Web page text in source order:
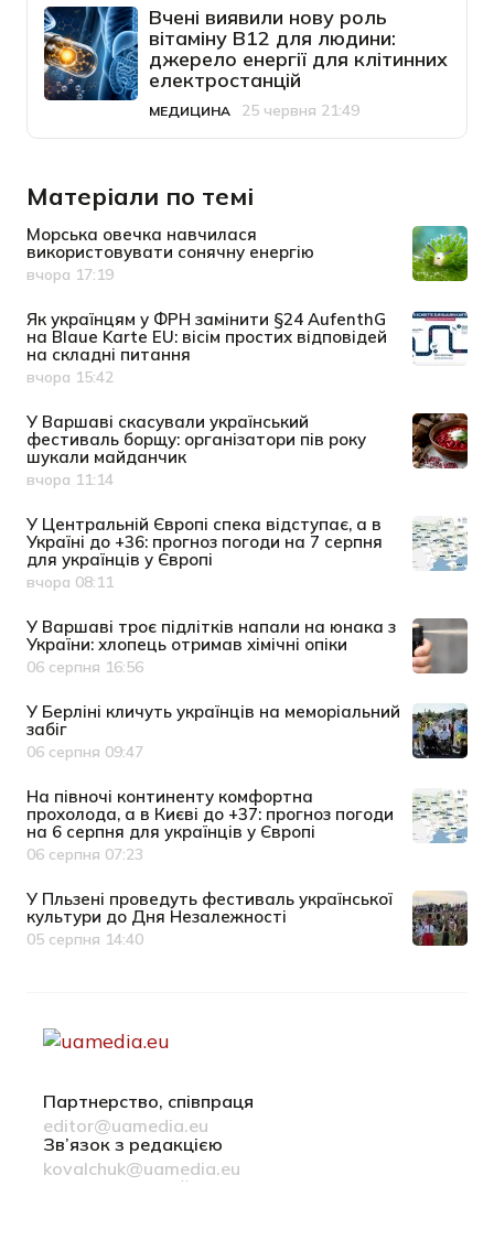
Вчені виявили нову роль
вітаміну B12 для людини:
джерело енергії для клітинних
електростанцій
Категорія
МЕДИЦИНА
Дата публікації
25 червня 21:49
Матеріали по темі
Морська овечка навчилася
використовувати сонячну енергію
Дата публікації
вчора 17:19
Як українцям у ФРН замінити §24 AufenthG
на Blaue Karte EU: вісім простих відповідей
на складні питання
Дата публікації
вчора 15:42
У Варшаві скасували український
фестиваль борщу: організатори пів року
шукали майданчик
Дата публікації
вчора 11:14
У Центральній Європі спека відступає, а в
Україні до +36: прогноз погоди на 7 серпня
для українців у Європі
Дата публікації
вчора 08:11
У Варшаві троє підлітків напали на юнака з
України: хлопець отримав хімічні опіки
Дата публікації
06 серпня 16:56
У Берліні кличуть українців на меморіальний
забіг
Дата публікації
06 серпня 09:47
На півночі континенту комфортна
прохолода, а в Києві до +37: прогноз погоди
на 6 серпня для українців у Європі
Дата публікації
06 серпня 07:23
У Пльзені проведуть фестиваль української
культури до Дня Незалежності
Дата публікації
05 серпня 14:40
Партнерство, співпраця
editor@uamedia.eu
Зв’язок з редакцією
kovalchuk@uamedia.eu
Новини компаній